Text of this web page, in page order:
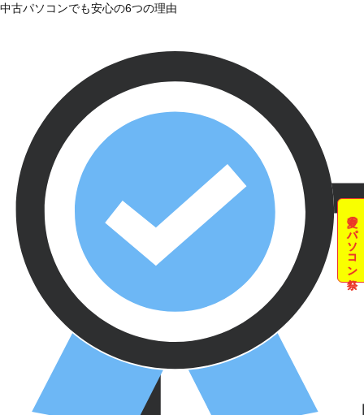
夏のパソコン祭
中古パソコンでも安心の6つの理由